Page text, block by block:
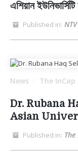
এশিয়ান
Published in: NTV
News The InCap
Dr. Rubana
Asian
Published in: The